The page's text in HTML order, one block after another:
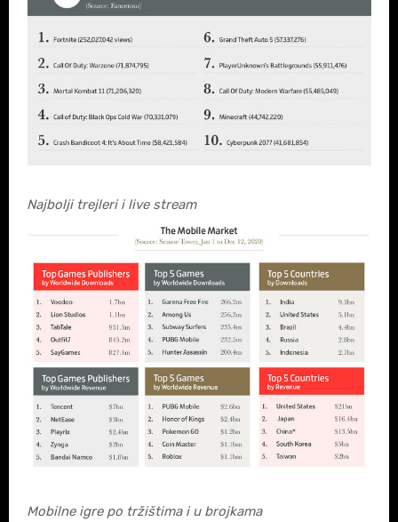
Najbolji trejleri i live stream
Mobilne igre po tržištima i u brojkama